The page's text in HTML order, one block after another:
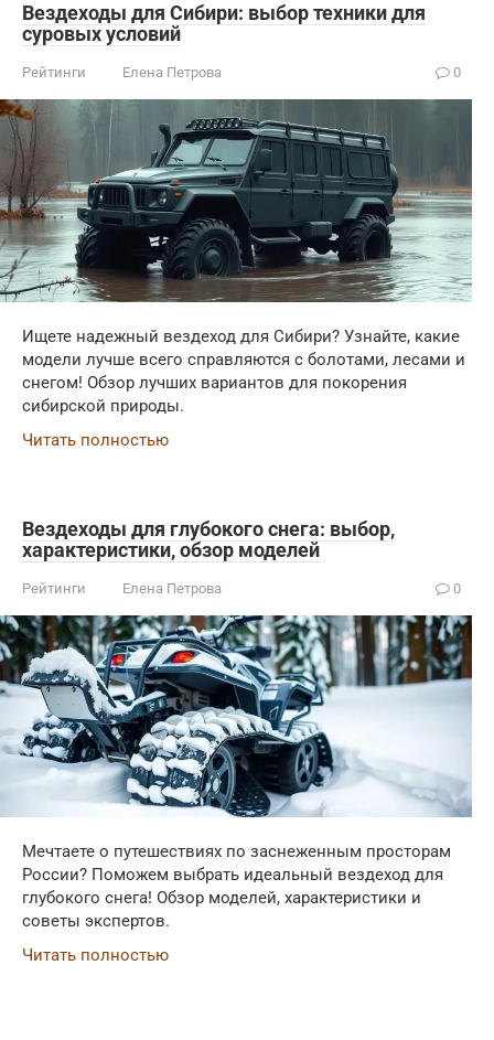
Вездеходы для Сибири: выбор техники для
суровых условий
Рейтинги Елена Петрова 0
Ищете надежный вездеход для Сибири? Узнайте, какие
модели лучше всего справляются с болотами, лесами и
снегом! Обзор лучших вариантов для покорения
сибирской природы.
Читать полностью
Вездеходы для глубокого снега: выбор,
характеристики, обзор моделей
Рейтинги Елена Петрова 0
Мечтаете о путешествиях по заснеженным просторам
России? Поможем выбрать идеальный вездеход для
глубокого снега! Обзор моделей, характеристики и
советы экспертов.
Читать полностью